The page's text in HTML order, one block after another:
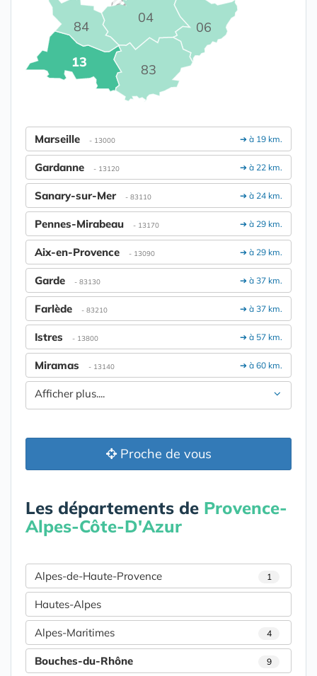
04
06
13 83
84
➔ à 19 km.
Marseille - 13000
➔ à 22 km.
Gardanne - 13120
➔ à 24 km.
Sanary-sur-Mer - 83110
➔ à 29 km.
Pennes-Mirabeau - 13170
➔ à 29 km.
Aix-en-Provence - 13090
➔ à 37 km.
Garde - 83130
➔ à 37 km.
Farlède - 83210
➔ à 57 km.
Istres - 13800
➔ à 60 km.
Miramas - 13140
Afficher plus....
Proche de vous
Les départements de Provence-
Alpes-Côte-D'Azur
Alpes-de-Haute-Provence 1
Hautes-Alpes
Alpes-Maritimes 4
Bouches-du-Rhône 9